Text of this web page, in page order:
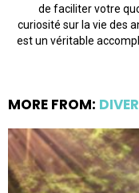
de faciliter votre
curiosité sur la vie des
est un véritable
MORE FROM: